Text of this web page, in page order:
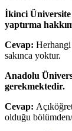
İkinci Üniversite
yaptırma
Cevap: Herhangi
sakınca yoktur.
Anadolu
gerekmektedir.
Cevap:
olduğu